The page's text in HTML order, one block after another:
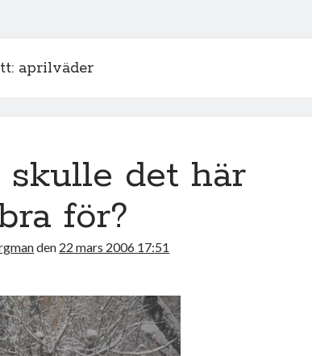
aprilväder
skulle det här
för?
den 22 mars 2006 17:51